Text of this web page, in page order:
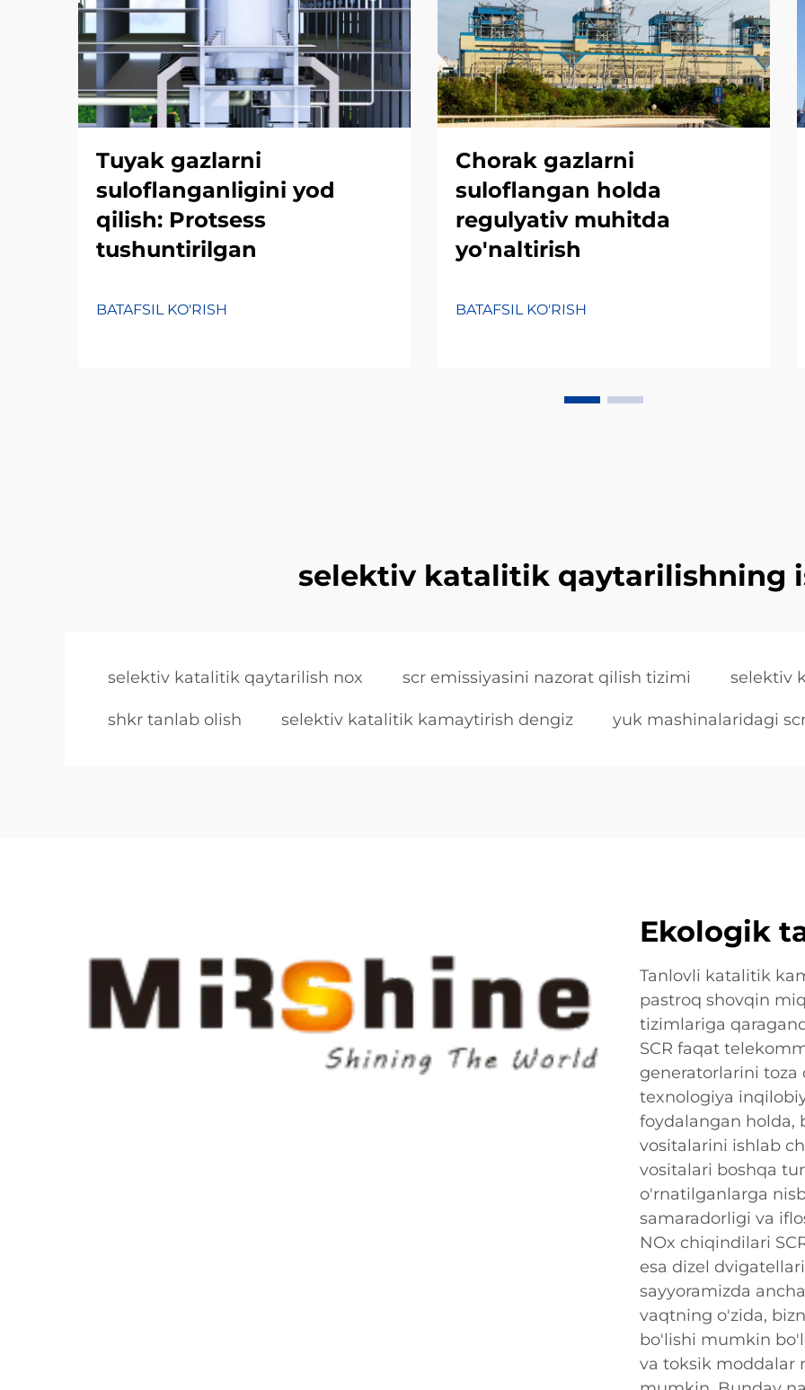
Tuyak gazlarni
suloflanganligini yod
qilish: Protsess
tushuntirilgan
BATAFSIL KO'RISH
Chorak gazlarni
suloflangan holda
regulyativ muhitda
yo'naltirish
BATAFSIL KO'RISH
selektiv katalitik qaytarilishning
selektiv katalitik qaytarilish nox scr emissiyasini nazorat qilish tizimi selektiv
shkr tanlab olish selektiv katalitik kamaytirish dengiz yuk mashinalaridagi
Ekologik
Tanlovli katalitik
pastroq shovqin
tizimlariga
SCR faqat
generatorlarini
texnologiya
foydalangan holda,
vositalarini ishlab
vositalari boshqa
o'rnatilganlarga
samaradorligi va
NOx chiqindilari
esa dizel
sayyoramizda
vaqtning o'zida,
bo'lishi mumkin
va toksik moddalar